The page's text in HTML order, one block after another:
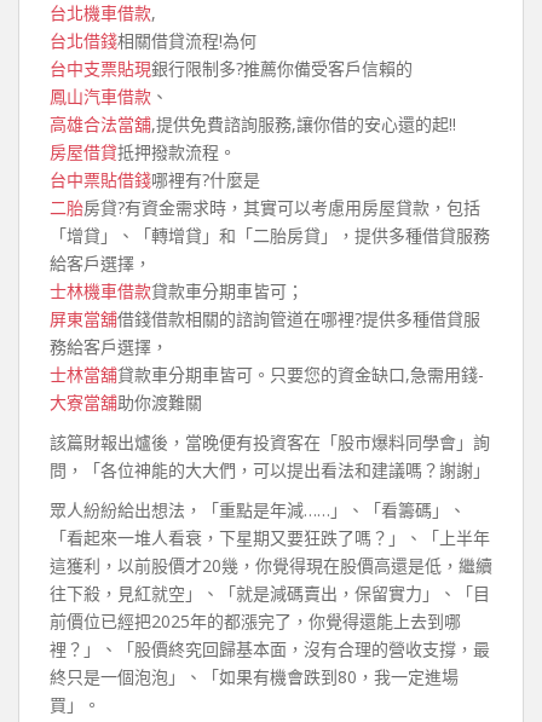
台北機車借款,
台北借錢相關借貸流程!為何
台中支票貼現銀行限制多?推薦你備受客戶信賴的
鳳山汽車借款 、
高雄合法當舖,提供免費諮詢服務,讓你借的安心還的起!!
房屋借貸抵押撥款流程。
台中票貼借錢哪裡有?什麼是
二胎房貸?有資金需求時，其實可以考慮用房屋貸款，包括
「增貸」、「轉增貸」和「二胎房貸」，提供多種借貸服務
給客戶選擇，
士林機車借款貸款車分期車皆可；
屏東當舖借錢借款相關的諮詢管道在哪裡?提供多種借貸服
務給客戶選擇，
士林當舖貸款車分期車皆可。只要您的資金缺口,急需用錢-
大寮當舖助你渡難關
該篇財報出爐後，當晚便有投資客在「股市爆料同學會」詢
問，「各位神能的大大們，可以提出看法和建議嗎？謝謝」
眾人紛紛給出想法，「重點是年減……」、「看籌碼」、
「看起來一堆人看衰，下星期又要狂跌了嗎？」、「上半年
這獲利，以前股價才20幾，你覺得現在股價高還是低，繼續
往下殺，見紅就空」、「就是減碼賣出，保留實力」、「目
前價位已經把2025年的都漲完了，你覺得還能上去到哪
裡？」、「股價終究回歸基本面，沒有合理的營收支撐，最
終只是一個泡泡」、「如果有機會跌到80，我一定進場
買」。